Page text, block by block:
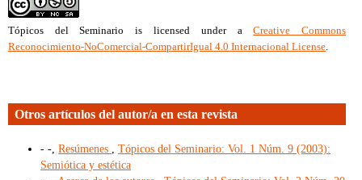
Tópicos del Seminario is licensed under aCreative Commons
Reconocimiento-NoComercial-CompartirIgual 4.0 Internacional License.
Otros artículos del autor/a en esta revista
- -, Resúmenes
Tópicos del Seminario: Vol. 1 Núm. 9 (2003):
Semiótica y estética